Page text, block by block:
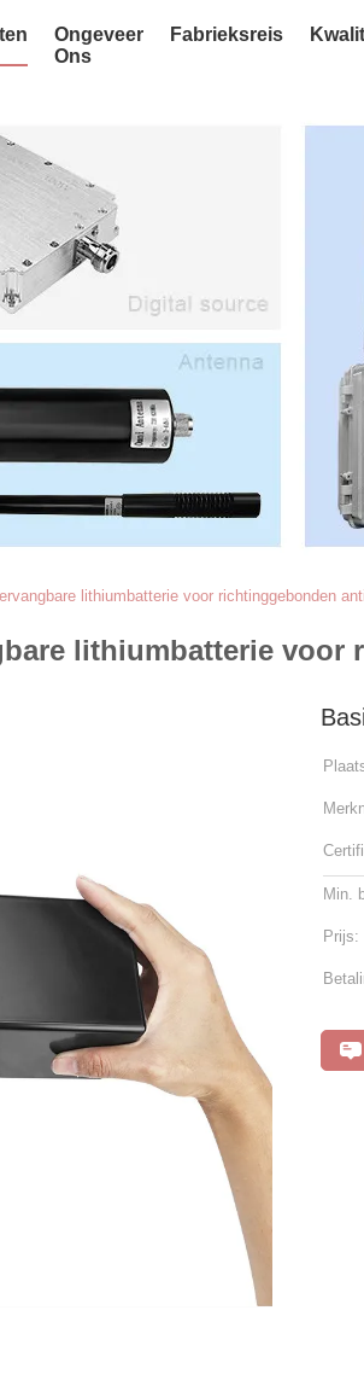
Ongeveer
Ons
Fabrieksreis
lithiumbatterie voor richtinggebonden
lithiumbatterie
Min.
Prijs: